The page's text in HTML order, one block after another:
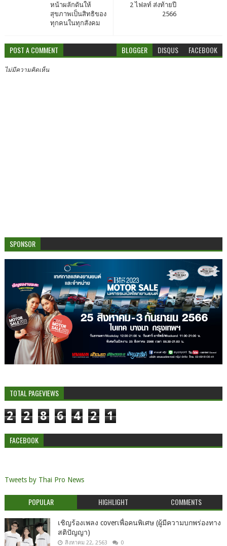
2 ไฟลท์ ส่งท้ายปี
2566
หน้าผลักดันให้
สุขภาพเป็นสิทธิของ
ทุกคนในทุกสังคม
POST A COMMENT BLOGGER DISQUS FACEBOOK
ไม่มีความคิดเห็น
SPONSOR
TOTAL PAGEVIEWS
2 2 8 6 4 2 1
FACEBOOK
Tweets by Thai Pro News
POPULAR HIGHLIGHT COMMENTS
เชิญร้องเพลง coverเพื่อคนพิเศษ (ผู้มีความบกพร่องทาง
สติปัญญา)
สิงหาคม 22, 2563 0